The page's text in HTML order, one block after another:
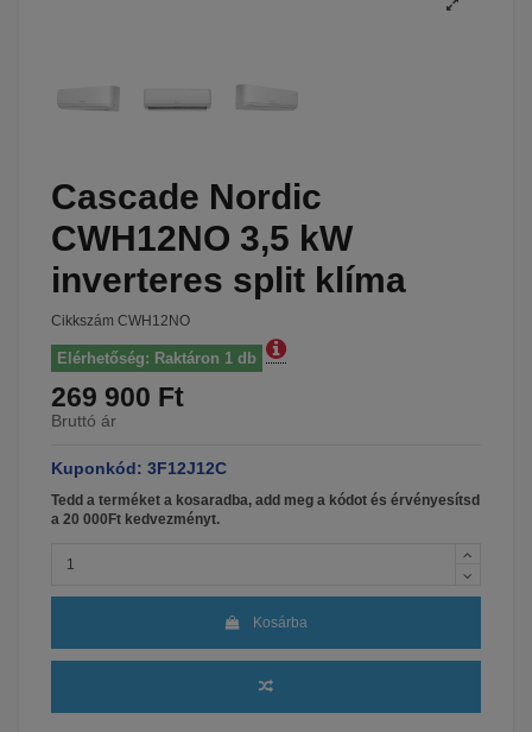
Cascade Nordic
CWH12NO 3,5 kW
inverteres split klíma
Cikkszám CWH12NO
Elérhetőség: Raktáron 1 db
269 900 Ft
Bruttó ár
Kuponkód: 3F12J12C
Tedd a terméket a kosaradba, add meg a kódot és érvényesítsd
a 20 000Ft kedvezményt.
Kosárba